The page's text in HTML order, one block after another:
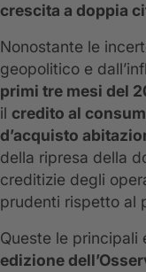
crescita a doppia
Nonostante le
geopolitico e
primi tre mesi del
il credito al
d’acquisto
della ripresa della
creditizie degli
prudenti rispetto al
Queste le principali
edizione